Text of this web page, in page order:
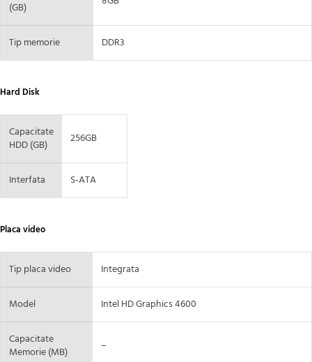
(GB)
Tip memorie DDR3
Hard Disk
Capacitate
HDD (GB)
256GB
Interfata S-ATA
Placa video
Tip placa video Integrata
Model Intel HD Graphics 4600
Capacitate
Memorie (MB)
–